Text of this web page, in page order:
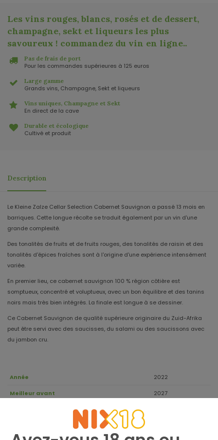
Les vins rouges, blancs, rosés et de dessert,
champagne, sekt et liqueurs les plus
savoureux ! commandez du vin en ligne..
Pas de frais de port
Pour les commandes supérieures à 125 euros
Large gamme
Grands vins, Champagne, Sekt et liqueurs
Vins uniques, Champagne et Sekt
En direct de la cave
Durable et écologique
Cultivé et produit
Description
Le Kleine Zalze Cellar Selection Cabernet Sauvignon a passé 13 mois en
barriques. Cette longue récolte se traduit également par un vin d'une
grande complexité.
Des tonalités de fruits et de fruits rouges, des tonalités de raisin et des
tonalités d'épices fraîches sont à l'origine d'une expérience intensément
variée.
En premier lieu, ce cabernet sauvignon 100 % région côtière est
somptueux, concentré et voluptueux, avec un bon équilibre et des tanins
noirs mais très bien intégrés. La finale est longue à se dessiner.
Ce Cabernet Sauvignon de qualité supérieure originaire du Zuid-Afrika
peut être servi avec des saucisses, du salami ou des saucissons avec
du jambon cru.
Année 2022
Meilleur avant 2027
Région Région côtière